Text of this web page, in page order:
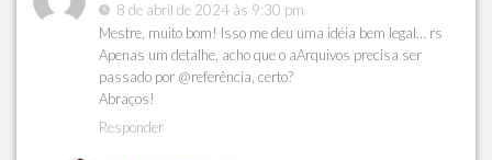
8 de abril de 2024 às 9:30 pm
Mestre, muito bom! Isso me deu uma idéia bem legal… rs
Apenas um detalhe, acho que o aArquivos precisa ser
passado por @referência, certo?
Abraços!
Responder